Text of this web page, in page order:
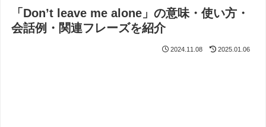
「Don’t leave me alone」の意味・使い方・
会話例・関連フレーズを紹介
2024.11.08 2025.01.06